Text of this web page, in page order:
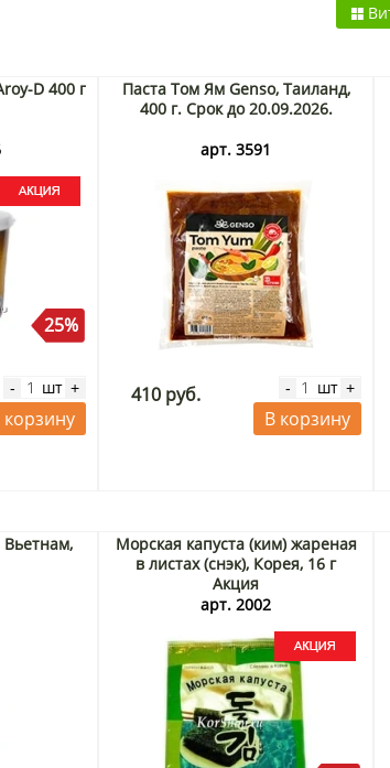
D 400 г
25%
- шт +
корзину
Паста Том Ям Genso, Таиланд,
400 г. Срок до 20.09.2026.
арт. 3591
410 руб. - шт +
В корзину
Вьетнам,
Морская капуста (ким) жареная
в листах (снэк), Корея, 16 г
Акция
арт. 2002